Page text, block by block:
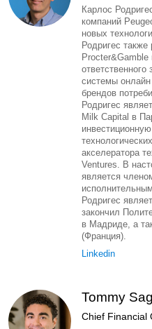
Карлос
компаний
новых
Родригес также
системы
брендов
Родригес
Milk Capital в
акселератора
Ventures. В
является
Родригес
закончил
в Мадриде, а
(Франция).
Linkedin
Tommy
Chief Financial